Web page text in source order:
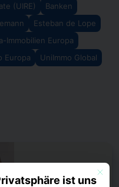
(UIRE)
Banken
Esteban de Lope
Immobilien Europa
Europa UniImmo Global
Mit
ist uns